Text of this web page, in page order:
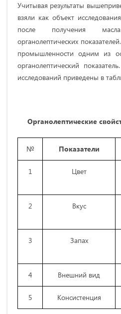
Учитывая результаты
взяли как объект
после получения
органолептических
промышленности одним из
органолептический
исследований приведены в
Органолептические
№ Показатели
1 Цвет
2 Вкус
3 Запах
4 Внешний вид
5 Консистенция